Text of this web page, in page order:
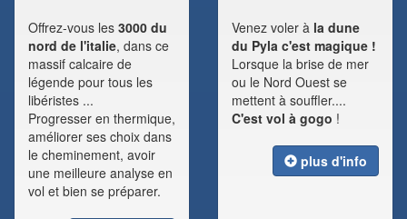
Offrez-vous les 3000 du
nord de l'italie, dans ce
massif calcaire de
légende pour tous les
libéristes ...
Progresser en thermique,
améliorer ses choix dans
le cheminement, avoir
une meilleure analyse en
vol et bien se préparer.
Venez voler à la dune
du Pyla c'est magique !
Lorsque la brise de mer
ou le Nord Ouest se
mettent à souffler....
C'est vol à gogo !
plus d'info